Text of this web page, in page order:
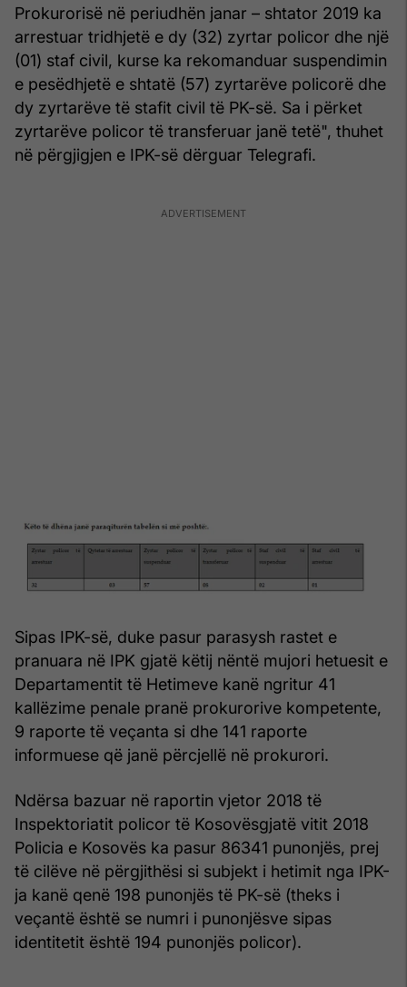
Prokurorisë në periudhën janar – shtator 2019 ka
arrestuar tridhjetë e dy (32) zyrtar policor dhe një
(01) staf civil, kurse ka rekomanduar suspendimin
e pesëdhjetë e shtatë (57) zyrtarëve policorë dhe
dy zyrtarëve të stafit civil të PK-së. Sa i përket
zyrtarëve policor të transferuar janë tetë", thuhet
në përgjigjen e IPK-së dërguar Telegrafi.
Sipas IPK-së, duke pasur parasysh rastet e
pranuara në IPK gjatë këtij nëntë mujori hetuesit e
Departamentit të Hetimeve kanë ngritur 41
kallëzime penale pranë prokurorive kompetente,
9 raporte të veçanta si dhe 141 raporte
informuese që janë përcjellë në prokurori.
Ndërsa bazuar në raportin vjetor 2018 të
Inspektoriatit policor të Kosovësgjatë vitit 2018
Policia e Kosovës ka pasur 86341 punonjës, prej
të cilëve në përgjithësi si subjekt i hetimit nga IPK-
ja kanë qenë 198 punonjës të PK-së (theks i
veçantë është se numri i punonjësve sipas
identitetit është 194 punonjës policor).